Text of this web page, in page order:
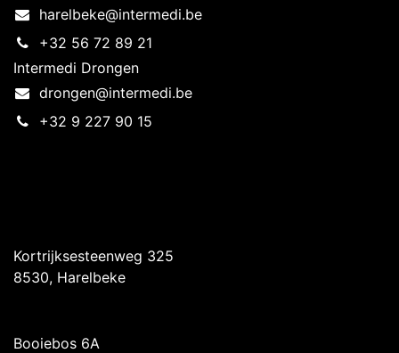
harelbeke@intermedi.be
+32 56 72 89 21
Intermedi Drongen
drongen@intermedi.be
+32 9 227 90 15
Kortrijksesteenweg 325
8530, Harelbeke
Booiebos 6A